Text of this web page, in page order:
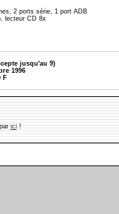
2 ports série, 1 port ADB
lecteur CD 8x
jusqu'au 9)
1996
F
ici!